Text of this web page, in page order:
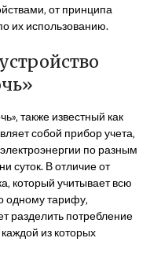
от принципа
их использованию.
также известный как
собой прибор учета‚
по разным
суток. В отличие от
который учитывает всю
одному тарифу‚
разделить потребление
из которых